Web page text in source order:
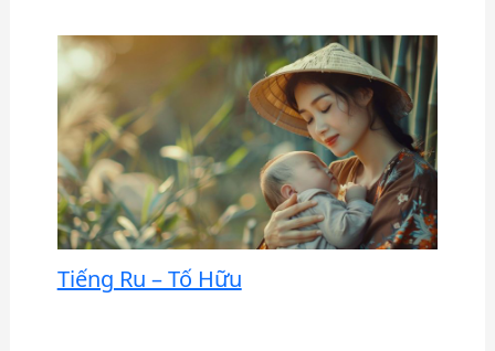
Tiếng Ru – Tố Hữu